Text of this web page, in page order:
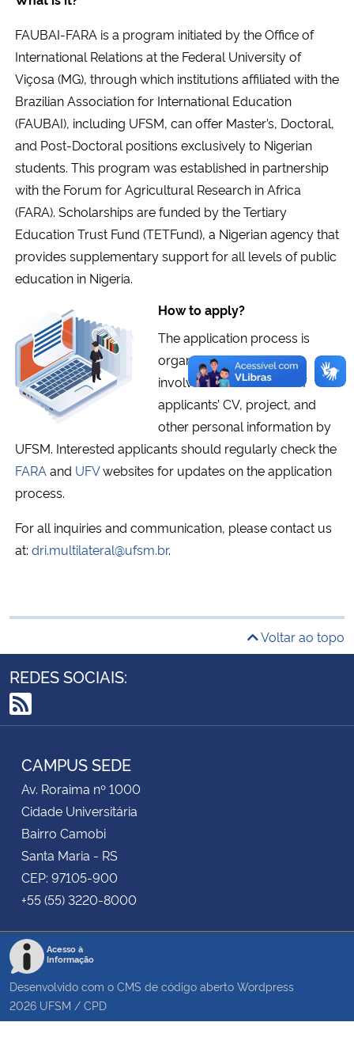
Ministério da Saúde
Ministério de Minas e Energia
Ministério da Ciência, Tecnologia, Inovações e Comunicações
Ministério do Desenvolvimento Regional
Controladoria-Geral da União
Ministério da Mulher, da Família e dos Direitos Humanos
Secretaria-Geral
Gabinete de Segurança Institucional
Banco Central do Brasil
FAUBAI-FARA is a program initiated by the Office of
International Relations at the Federal University of
Viçosa (MG), through which institutions affiliated with the
Brazilian Association for International Education
(FAUBAI), including UFSM, can offer Master’s, Doctoral,
and Post-Doctoral positions exclusively to Nigerian
students. This program was established in partnership
with the Forum for Agricultural Research in Africa
(FARA). Scholarships are funded by the Tertiary
Education Trust Fund (TETFund), a Nigerian agency that
provides supplementary support for all levels of public
education in Nigeria.
How to apply?
The application process is
organized by FARA and
involves the evaluation of
applicants’ CV, project, and
other personal information by
UFSM. Interested applicants should regularly check the
FARA and UFVwebsites for updates on the application
process.
For all inquiries and communication, please contact us
at: dri.multilateral@ufsm.br.
Voltar ao topo
REDES SOCIAIS:
RSS
CAMPUS SEDE
Av. Roraima nº 1000
Cidade Universitária
Bairro Camobi
Santa Maria - RS
CEP: 97105-900
+55 (55) 3220-8000
Acesso à
Informação
Desenvolvido com o CMS de código aberto Wordpress
2026 UFSM / CPD